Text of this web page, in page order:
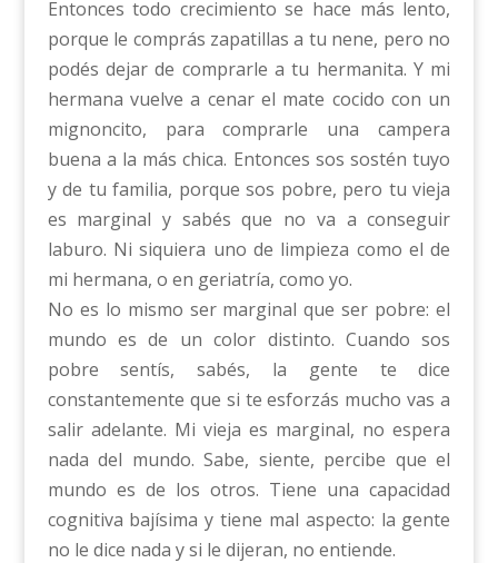
Entonces todo crecimiento se hace más lento,
porque le comprás zapatillas a tu nene, pero no
podés dejar de comprarle a tu hermanita. Y mi
hermana vuelve a cenar el mate cocido con un
mignoncito, para comprarle una campera
buena a la más chica. Entonces sos sostén tuyo
y de tu familia, porque sos pobre, pero tu vieja
es marginal y sabés que no va a conseguir
laburo. Ni siquiera uno de limpieza como el de
mi hermana, o en geriatría, como yo.
No es lo mismo ser marginal que ser pobre: el
mundo es de un color distinto. Cuando sos
pobre sentís, sabés, la gente te dice
constantemente que si te esforzás mucho vas a
salir adelante. Mi vieja es marginal, no espera
nada del mundo. Sabe, siente, percibe que el
mundo es de los otros. Tiene una capacidad
cognitiva bajísima y tiene mal aspecto: la gente
no le dice nada y si le dijeran, no entiende.